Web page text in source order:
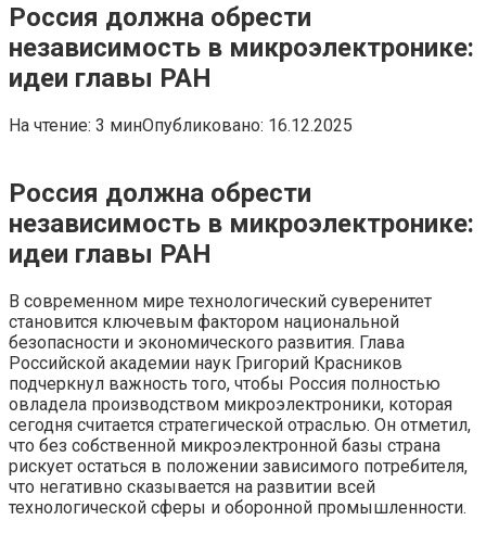
Россия должна обрести
независимость в микроэлектронике:
идеи главы РАН
На чтение: 3 минОпубликовано: 16.12.2025
Россия должна обрести
независимость в микроэлектронике:
идеи главы РАН
В современном мире технологический суверенитет
становится ключевым фактором национальной
безопасности и экономического развития. Глава
Российской академии наук Григорий Красников
подчеркнул важность того, чтобы Россия полностью
овладела производством микроэлектроники, которая
сегодня считается стратегической отраслью. Он отметил,
что без собственной микроэлектронной базы страна
рискует остаться в положении зависимого потребителя,
что негативно сказывается на развитии всей
технологической сферы и оборонной промышленности.